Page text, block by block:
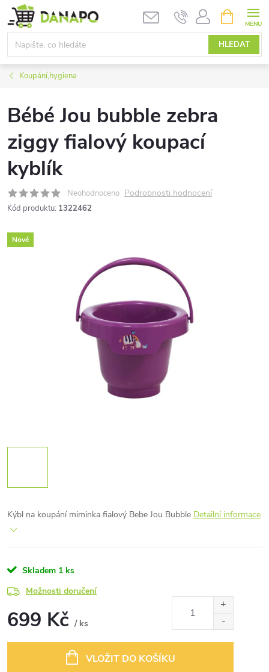
Přejít
na
obsah
HLEDAT
NÁKUPNÍ
KOŠÍK
Koupání,hygiena
Bébé Jou bubble zebra
ziggy fialový koupací
kyblík
Neohodnoceno Podrobnosti hodnocení
Kód produktu: 1322462
Nové
Kýbl na koupání miminka fialový Bebe Jou Bubble Detailní informace
Skladem 1 ks
Možnosti doručení
699 Kč / ks
VLOŽIT DO KOŠÍKU